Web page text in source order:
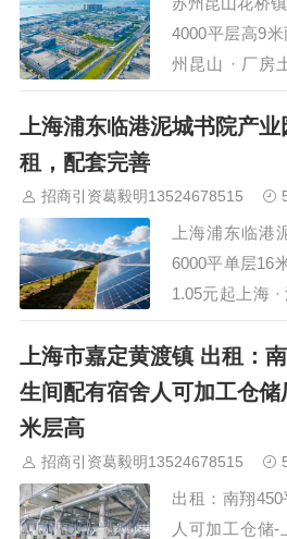
4000平层高9
州昆山 · 厂房
2026年8月6日
处独栋单层标
米，丙类消防
嘉定安亭约5
口约3公…
上海浦东临港泥城书院产业
租，配套完善
招商引资葛毅明13524678515
上海浦东临港
6000平单层16
1.05元起上海
选址 · 发布日
临港新片区泥
中释放厂房资
上海市嘉定黄渡镇 出租：
生间配有宿舍人可加工仓
米层高
招商引资葛毅明13524678515
出租：南翔
人可加工仓储